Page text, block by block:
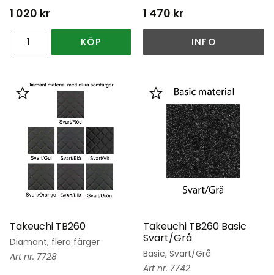
1 020 kr
KÖP
1 470 kr
INFO
Takeuchi TB260
Diamant, flera färger
7728
Lägg till i favoriter
Takeuchi TB260 Basic
Svart/Grå
Basic, Svart/Grå
7742
Lägg till i favoriter